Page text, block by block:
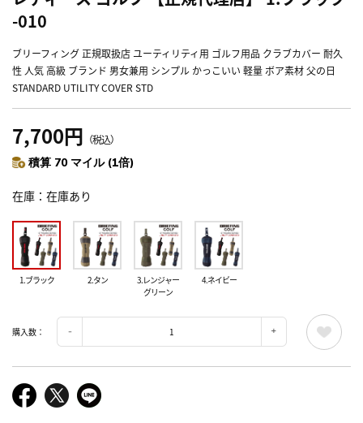
-010
ブリーフィング 正規取扱店 ユーティリティ用 ゴルフ用品 クラブカバー 耐久
性 人気 高級 ブランド 男女兼用 シンプル かっこいい 軽量 ボア素材 父の日
STANDARD UTILITY COVER STD
7,700円 （税込）
積算 70 マイル (1倍)
在庫 在庫あり
1.ブラック 2.タン
3.レンジャー
グリーン
4.ネイビー
購入数：